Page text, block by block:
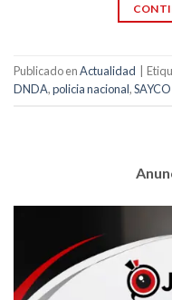
Publicado enActualidad
DNDA,policia nacional,SAYCO